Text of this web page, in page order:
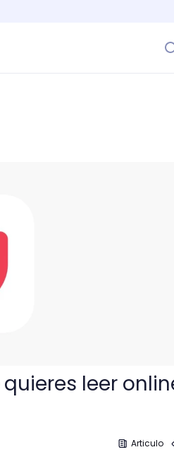
leer
Articulo